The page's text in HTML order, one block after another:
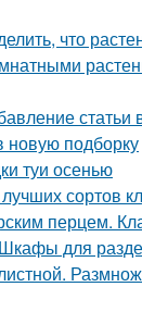
что
статьи
новую подборку
туи осенью
сортов
перцем.
для